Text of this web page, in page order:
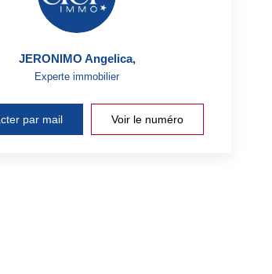
JERONIMO Angelica,
Experte immobilier
par mail Voir le numéro